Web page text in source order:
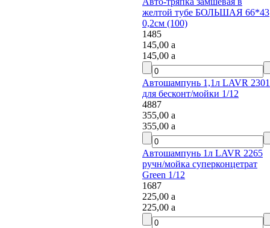
желтой тубе БОЛЬШАЯ 66*43
0,2см (100)
1485
145,00a
145,00a
Автошампунь 1,1л LAVR 2301
для бесконт/мойки 1/12
4887
355,00a
355,00a
Автошампунь 1л LAVR 2265
ручн/мойка суперконцетрат
Green 1/12
1687
225,00a
225,00a